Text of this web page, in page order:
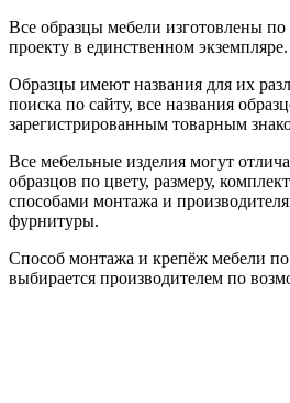
Все образцы мебели изготовлены
проекту в единственном экземпляре.
Образцы имеют названия для их
поиска по сайту, все названия
зарегистрированным товарным
Все мебельные изделия могут
образцов по цвету, размеру,
способами монтажа и
фурнитуры.
Способ монтажа и крепёж мебели
выбирается производителем по